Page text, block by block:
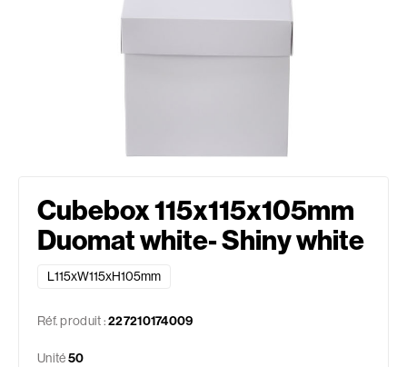
Cubebox 115x115x105mm
Duomat white- Shiny white
L115xW115xH105mm
Réf. produit :227210174009
Unité50